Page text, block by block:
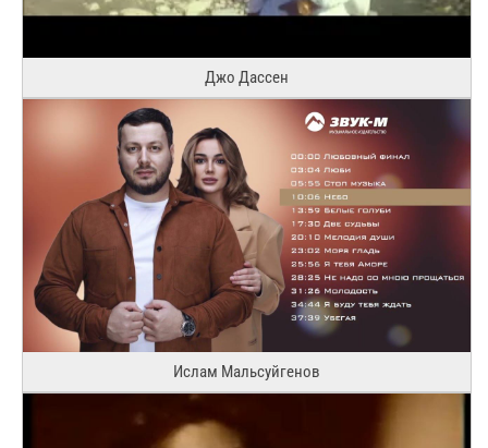
Джо Дассен
Ислам Мальсуйгенов